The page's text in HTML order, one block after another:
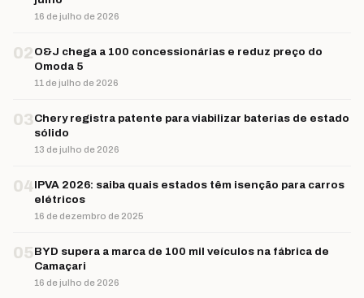
16 de julho de 2026
02 O&J chega a 100 concessionárias e reduz preço do
Omoda 5
11 de julho de 2026
03Chery registra patente para viabilizar baterias de estado
sólido
13 de julho de 2026
04IPVA 2026: saiba quais estados têm isenção para carros
elétricos
16 de dezembro de 2025
05BYD supera a marca de 100 mil veículos na fábrica de
Camaçari
16 de julho de 2026